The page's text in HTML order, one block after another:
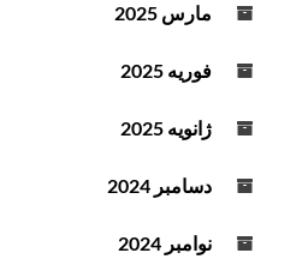
مارس 2025
فوریه 2025
ژانویه 2025
دسامبر 2024
نوامبر 2024